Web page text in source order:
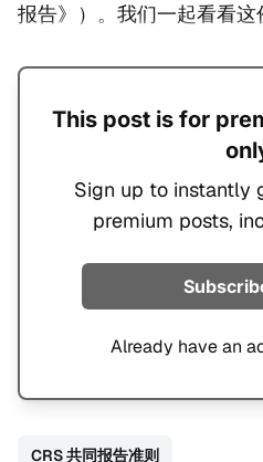
报告》）。我们一起看看这
This post is for
Sign up to instantly
premium posts,
Already have an
CRS 共同报告准则